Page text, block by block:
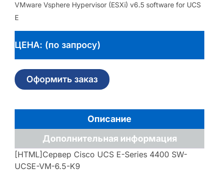
VMware Vsphere Hypervisor (ESXi) v6.5 software for UCS
E
ЦЕНА: (по запросу)
Оформить заказ
Описание
Дополнительная информация
[HTML]Сервер Cisco UCS E-Series 4400 SW-
UCSE-VM-6.5-K9